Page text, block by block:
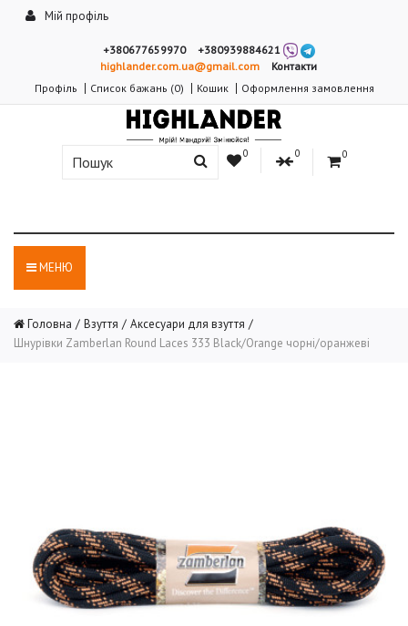
Мій профіль
+380677659970
+380939884621
highlander.com.ua@gmail.com
Контакти
Профіль
Список бажань (0) Кошик Оформлення замовлення
0 0 0
МЕНЮ
Головна Взуття
Аксесуари для взуття
Шнурівки Zamberlan Round Laces 333 Black/Orange чорні/оранжеві